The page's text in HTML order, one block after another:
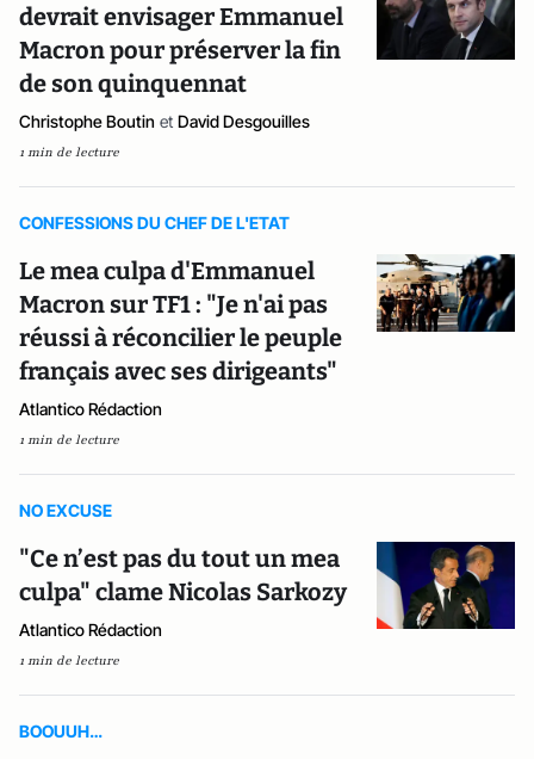
devrait envisager Emmanuel
Macron pour préserver la fin
de son quinquennat
Christophe Boutin et David Desgouilles
1 min de lecture
CONFESSIONS DU CHEF DE L'ETAT
Le mea culpa d'Emmanuel
Macron sur TF1 : "Je n'ai pas
réussi à réconcilier le peuple
français avec ses dirigeants"
Atlantico Rédaction
1 min de lecture
NO EXCUSE
"Ce n’est pas du tout un mea
culpa" clame Nicolas Sarkozy
Atlantico Rédaction
1 min de lecture
BOOUUH…